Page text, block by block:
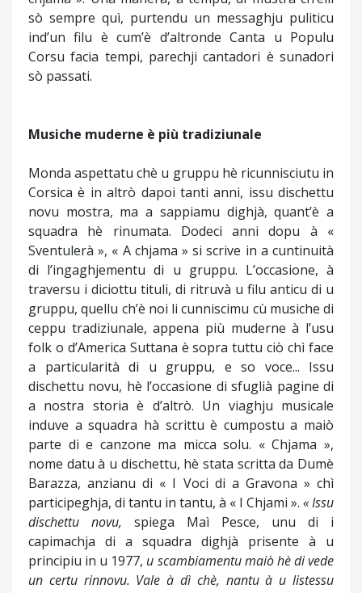
sò sempre quì, purtendu un messaghju puliticu
ind’un filu è cum’è d’altronde Canta u Populu
Corsu facia tempi, parechji cantadori è sunadori
sò passati.
Musiche muderne è più tradiziunale
Monda aspettatu chè u gruppu hè ricunnisciutu in
Corsica è in altrò dapoi tanti anni, issu dischettu
novu mostra, ma a sappiamu dighjà, quant’è a
squadra hè rinumata. Dodeci anni dopu à «
Sventulerà », « A chjama » si scrive in a cuntinuità
di l’ingaghjementu di u gruppu. L’occasione, à
traversu i diciottu tituli, di ritruvà u filu anticu di u
gruppu, quellu ch’è noi li cunniscimu cù musiche di
ceppu tradiziunale, appena più muderne à l’usu
folk o d’America Suttana è sopra tuttu ciò chì face
a particularità di u gruppu, e so voce... Issu
dischettu novu, hè l’occasione di sfuglià pagine di
a nostra storia è d’altrò. Un viaghju musicale
induve a squadra hà scrittu è cumpostu a maiò
parte di e canzone ma micca solu. « Chjama »,
nome datu à u dischettu, hè stata scritta da Dumè
Barazza, anzianu di « I Voci di a Gravona » chì
participeghja, di tantu in tantu, à « I Chjami ». « Issu
dischettu novu, spiega Maì Pesce, unu di i
capimachja di a squadra dighjà prisente à u
principiu in u 1977, u scambiamentu maiò hè di vede
un certu rinnovu. Vale à dì chè, nantu à u listessu